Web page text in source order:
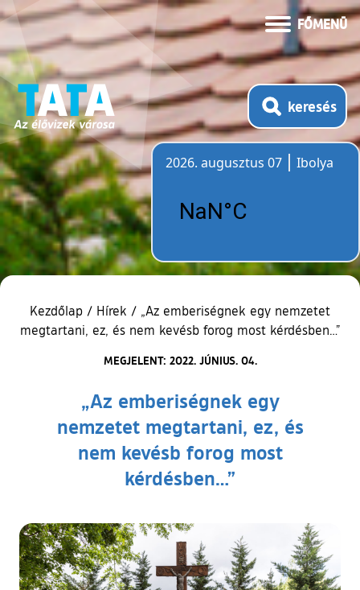
FŐMENÜ
keresés
2026. augusztus 07
Ibolya
Kezdőlap / Hírek / „Az emberiségnek egy nemzetet
megtartani, ez, és nem kevésb forog most kérdésben…”
MEGJELENT: 2022. JÚNIUS. 04.
„Az emberiségnek egy
nemzetet megtartani, ez, és
nem kevésb forog most
kérdésben…”